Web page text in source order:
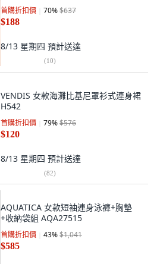
首購折扣價 70%$637
$188
8/13 星期四 預計送達
(10)
VENDIS 女款海灘比基尼罩衫式連身裙
H542
首購折扣價 79%$576
$120
8/13 星期四 預計送達
(82)
AQUATICA 女款短袖連身泳褲+胸墊
+收納袋組 AQA27515
首購折扣價 43%$1,041
$585